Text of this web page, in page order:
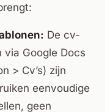
De cv-
via Google Docs
> Cv’s) zijn
eenvoudige
geen